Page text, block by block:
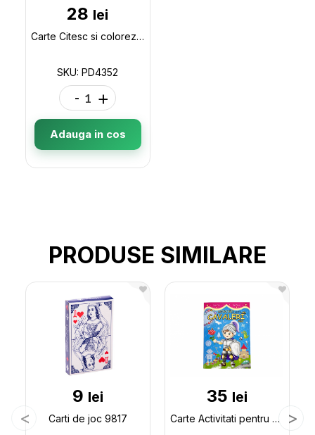
28 lei
Carte Citesc si colorez.Miau, sunt Bella,cu autocolante PD4352
SKU: PD4352
- +
Adauga in cos
PRODUSE SIMILARE
9 lei
Carti de joc 9817
35 lei
Carte Activitati pentru cavaleri mici PD00002